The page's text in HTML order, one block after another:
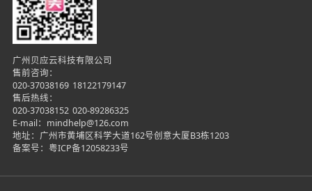
广州贝应云科技有限公司
售前咨询：
020-37038169 18122179147
售后热线：
020-37038152 020-89286325
E-mail：mindhelp@126.com
地址：广州市黄埔区科学大道162号创意大厦B3栋1203
备案号： 粤ICP备12058233号